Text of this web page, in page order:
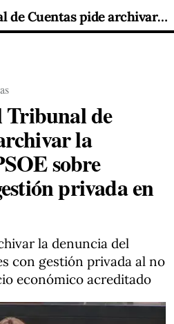
La Fiscalía del Tribunal de Cuentas pide archivar la denuncia del PSOE sobre hospitales de gestión privada en Madrid
Tribunal de
la
sobre
privada en
la denuncia del
con gestión privada al no
económico acreditado